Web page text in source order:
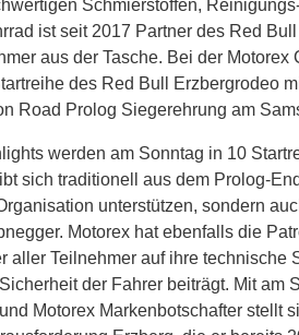
Schmierstoffen,
ist seit 2017 Partner des Red
aus der Tasche. Bei der Motorex
des Red Bull Erzbergrodeo
Road Prolog Siegerehrung am
werden am Sonntag in 10
sich traditionell aus dem Prolog-
unterstützen, sondern
Motorex hat ebenfalls die
aller Teilnehmer auf ihre technische
der Fahrer beiträgt. Mit am
Motorex Markenbotschafter stellt